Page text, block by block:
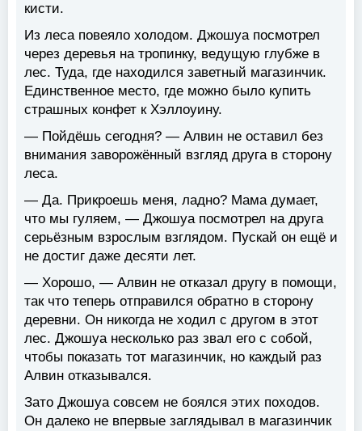
кисти.
Из леса повеяло холодом. Джошуа посмотрел
через деревья на тропинку, ведущую глубже в
лес. Туда, где находился заветный магазинчик.
Единственное место, где можно было купить
страшных конфет к Хэллоуину.
— Пойдёшь сегодня? — Алвин не оставил без
внимания заворожённый взгляд друга в сторону
леса.
— Да. Прикроешь меня, ладно? Мама думает,
что мы гуляем, — Джошуа посмотрел на друга
серьёзным взрослым взглядом. Пускай он ещё и
не достиг даже десяти лет.
— Хорошо, — Алвин не отказал другу в помощи,
так что теперь отправился обратно в сторону
деревни. Он никогда не ходил с другом в этот
лес. Джошуа несколько раз звал его с собой,
чтобы показать тот магазинчик, но каждый раз
Алвин отказывался.
Зато Джошуа совсем не боялся этих походов.
Он далеко не впервые заглядывал в магазинчик